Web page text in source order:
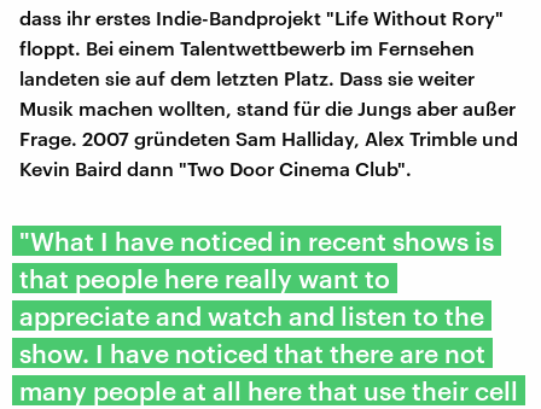
dass ihr erstes Indie-Bandprojekt "Life Without Rory"
floppt. Bei einem Talentwettbewerb im Fernsehen
landeten sie auf dem letzten Platz. Dass sie weiter
Musik machen wollten, stand für die Jungs aber außer
Frage. 2007 gründeten Sam Halliday, Alex Trimble und
Kevin Baird dann "Two Door Cinema Club".
"What I have noticed in recent shows is
that people here really want to
appreciate and watch and listen to the
show. I have noticed that there are not
many people at all here that use their cell